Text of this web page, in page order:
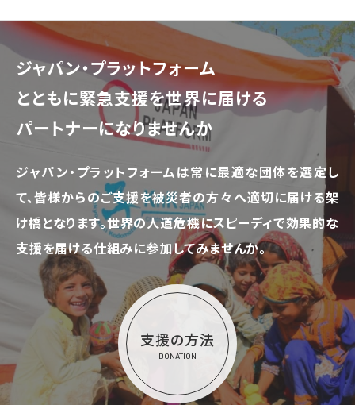
ジャパン・プラットフォーム
とともに緊急支援を世界に届ける
パートナーになりませんか
ジャパン・プラットフォームは常に最適な団体を選定し
て、皆様からのご支援を被災者の方々へ適切に届ける架
け橋となります。世界の人道危機にスピーディで効果的な
支援を届ける仕組みに参加してみませんか。
支援の方法
DONATION